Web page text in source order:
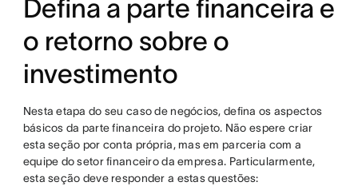
Defina a parte financeira e
o retorno sobre o
investimento
Nesta etapa do seu caso de negócios, defina os aspectos
básicos da parte financeira do projeto. Não espere criar
esta seção por conta própria, mas em parceria com a
equipe do setor financeiro da empresa. Particularmente,
esta seção deve responder a estas questões: